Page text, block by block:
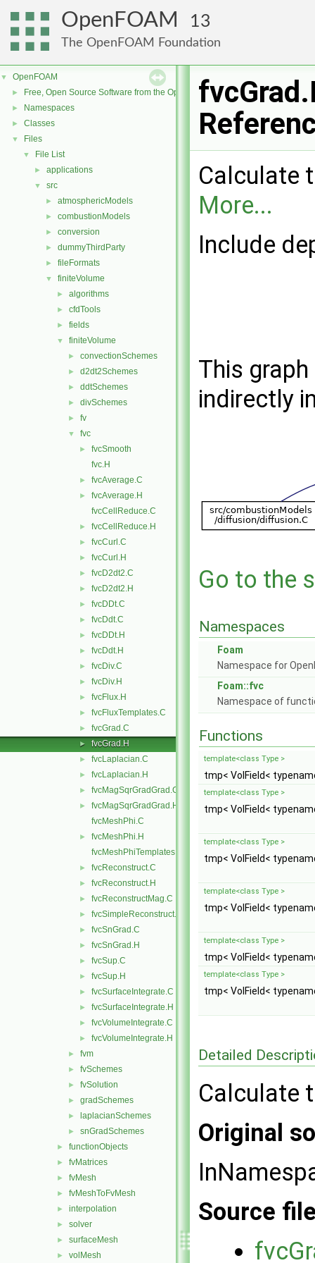
OpenFOAM 13
The OpenFOAM Foundation
▼ OpenFOAM
► Free, Open Source Software from the OpenFOAM Foundation
► Namespaces
► Classes
▼ Files
▼ File List
► applications
▼ src
► atmosphericModels
► combustionModels
► conversion
► dummyThirdParty
► fileFormats
▼ finiteVolume
► algorithms
► cfdTools
► fields
▼ finiteVolume
► convectionSchemes
► d2dt2Schemes
► ddtSchemes
► divSchemes
► fv
▼ fvc
►
fvcSmooth
fvc.H
► fvcAverage.C
►
fvcAverage.H
fvcCellReduce.C
► fvcCellReduce.H
► fvcCurl.C
► fvcCurl.H
► fvcD2dt2.C
► fvcD2dt2.H
► fvcDDt.C
► fvcDdt.C
► fvcDDt.H
► fvcDdt.H
► fvcDiv.C
► fvcDiv.H
► fvcFlux.H
► fvcFluxTemplates.C
► fvcGrad.C
► fvcGrad.H
► fvcLaplacian.C
► fvcLaplacian.H
► fvcMagSqrGradGrad.C
►
fvcMagSqrGradGrad.H
fvcMeshPhi.C
►
fvcMeshPhi.H
fvcMeshPhiTemplates.C
► fvcReconstruct.C
► fvcReconstruct.H
► fvcReconstructMag.C
► fvcSimpleReconstruct.C
► fvcSnGrad.C
► fvcSnGrad.H
► fvcSup.C
► fvcSup.H
► fvcSurfaceIntegrate.C
► fvcSurfaceIntegrate.H
► fvcVolumeIntegrate.C
► fvcVolumeIntegrate.H
► fvm
► fvSchemes
► fvSolution
► gradSchemes
► laplacianSchemes
► snGradSchemes
► functionObjects
► fvMatrices
► fvMesh
► fvMeshToFvMesh
► interpolation
► solver
► surfaceMesh
► volMesh
Calculate
More...
Include
This
indirectly
Go to the
Namespaces
Foam
Namespace for
Foam::fvc
Namespace of
Functions
template<class Type >
tmp< VolField<
template<class Type >
tmp< VolField<
template<class Type >
tmp< VolField<
template<class Type >
tmp< VolField<
template<class Type >
tmp< VolField<
template<class Type >
tmp< VolField<
Detailed
Calculate
Original
Source